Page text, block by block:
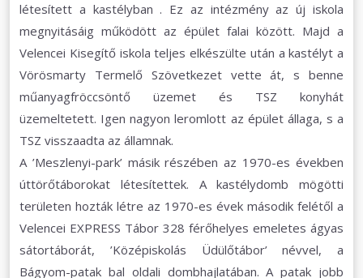
létesített a kastélyban . Ez az intézmény az új iskola
megnyitásáig működött az épület falai között. Majd a
Velencei Kisegítő iskola teljes elkészülte után a kastélyt a
Vörösmarty Termelő Szövetkezet vette át, s benne
műanyagfröccsöntő üzemet és TSZ konyhát
üzemeltetett. Igen nagyon leromlott az épület állaga, s a
TSZ visszaadta az államnak.
A ’Meszlenyi-park’ másik részében az 1970-es években
úttörőtáborokat létesítettek. A kastélydomb mögötti
területen hozták létre az 1970-es évek második felétől a
Velencei EXPRESS Tábor 328 férőhelyes emeletes ágyas
sátortáborát, ’Középiskolás Üdülőtábor’ névvel, a
Bágyom-patak bal oldali dombhajlatában. A patak jobb